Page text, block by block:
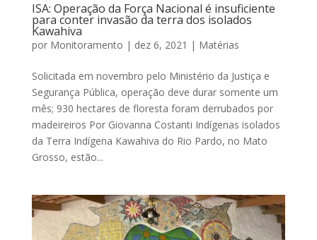
ISA: Operação da Força Nacional é insuficiente
para conter invasão da terra dos isolados
Kawahiva
por Monitoramento | dez 6, 2021 | Matérias
Solicitada em novembro pelo Ministério da Justiça e
Segurança Pública, operação deve durar somente um
mês; 930 hectares de floresta foram derrubados por
madeireiros Por Giovanna Costanti Indígenas isolados
da Terra Indígena Kawahiva do Rio Pardo, no Mato
Grosso, estão...